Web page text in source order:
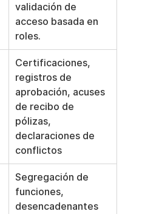
validación de
acceso basada en
roles.
Certificaciones,
registros de
aprobación, acuses
de recibo de
pólizas,
declaraciones de
conflictos
Segregación de
funciones,
desencadenantes